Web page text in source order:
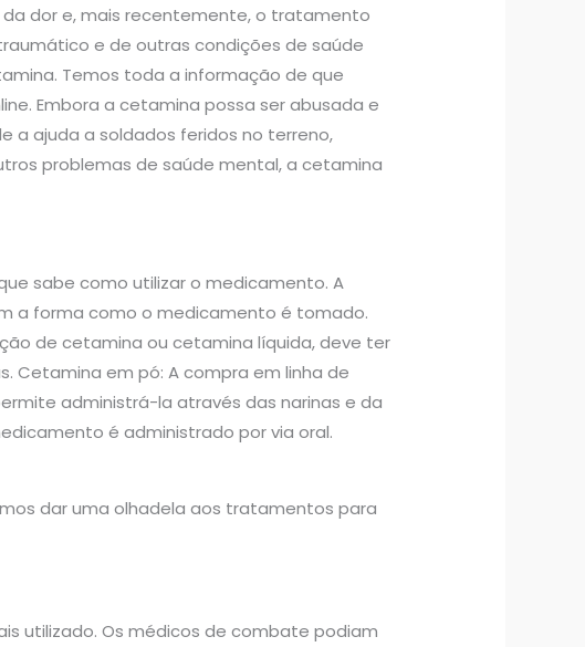
dor e, mais recentemente, o tratamento
e de outras condições de saúde
Temos toda a informação de que
Embora a cetamina possa ser abusada e
a ajuda a soldados feridos no terreno,
problemas de saúde mental, a cetamina
sabe como utilizar o medicamento. A
a forma como o medicamento é tomado.
de cetamina ou cetamina líquida, deve ter
Cetamina em pó: A compra em linha de
administrá-la através das narinas e da
é administrado por via oral.
dar uma olhadela aos tratamentos para
utilizado. Os médicos de combate podiam